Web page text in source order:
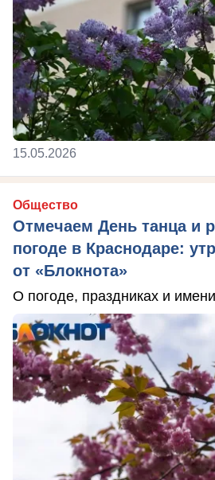
15.05.2026
Общество
Отмечаем День танца и
погоде в Краснодаре:
от «Блокнота»
О погоде, праздниках и